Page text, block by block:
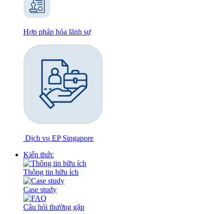
Hợp pháp hóa lãnh sự
Dịch vụ EP Singapore
Kiến thức
Thông tin hữu ích
Case study
Câu hỏi thường gặp